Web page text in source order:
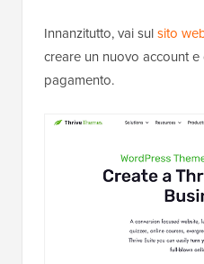
Innanzitutto, vai sulsito
creare un nuovo account
pagamento.